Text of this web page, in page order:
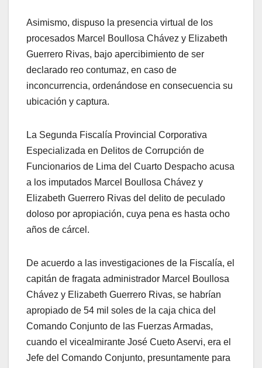
Asimismo, dispuso la presencia virtual de los
procesados Marcel Boullosa Chávez y Elizabeth
Guerrero Rivas, bajo apercibimiento de ser
declarado reo contumaz, en caso de
inconcurrencia, ordenándose en consecuencia su
ubicación y captura.
La Segunda Fiscalía Provincial Corporativa
Especializada en Delitos de Corrupción de
Funcionarios de Lima del Cuarto Despacho acusa
a los imputados Marcel Boullosa Chávez y
Elizabeth Guerrero Rivas del delito de peculado
doloso por apropiación, cuya pena es hasta ocho
años de cárcel.
De acuerdo a las investigaciones de la Fiscalía, el
capitán de fragata administrador Marcel Boullosa
Chávez y Elizabeth Guerrero Rivas, se habrían
apropiado de 54 mil soles de la caja chica del
Comando Conjunto de las Fuerzas Armadas,
cuando el vicealmirante José Cueto Aservi, era el
Jefe del Comando Conjunto, presuntamente para